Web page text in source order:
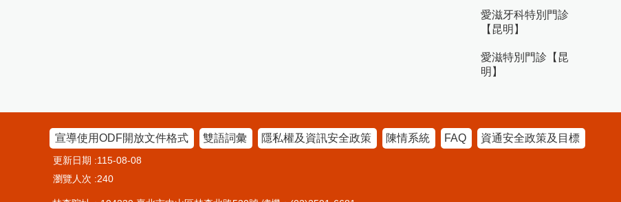
愛滋牙科特別門診
【昆明】
愛滋特別門診【昆
明】
宣導使用ODF開放文件格式 雙語詞彙 隱私權及資訊安全政策 陳情系統 FAQ 資通安全政策及目標
更新日期
115-08-08
瀏覽人次
240